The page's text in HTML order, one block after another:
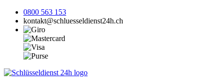
0800 563 153
kontakt@schluesseldienst24h.ch